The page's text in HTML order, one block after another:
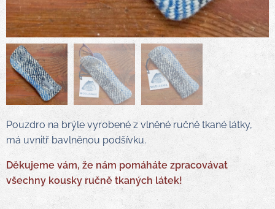
Pouzdro na brýle vyrobené z vlněné ručně tkané látky,
má uvnitř bavlněnou podšívku.
Děkujeme vám, že nám pomáháte zpracovávat
všechny kousky ručně tkaných látek!